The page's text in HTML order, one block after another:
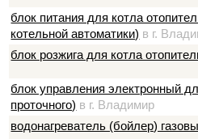
блок питания для котла
котельной автоматики) в г.
блок розжига для котла
блок управления электронный
проточного) в г. Владимир
водонагреватель (бойлер)